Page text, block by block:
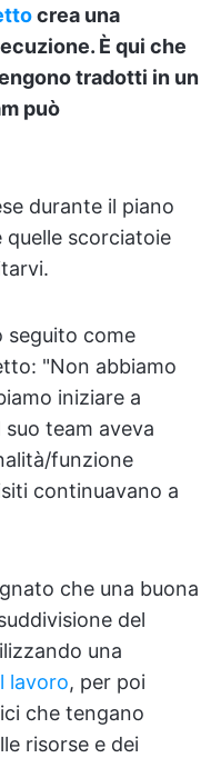
crea una
È qui che
tradotti in un
può
durante il piano
quelle scorciatoie
seguito come
"Non abbiamo
iniziare a
team aveva
funzione
continuavano a
che una buona
del
una
lavoro, per poi
che tengano
risorse e dei